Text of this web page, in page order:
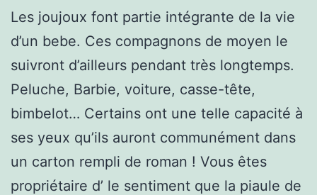
Les joujoux font partie intégrante de la vie
d’un bebe. Ces compagnons de moyen le
suivront d’ailleurs pendant très longtemps.
Peluche, Barbie, voiture, casse-tête,
bimbelot… Certains ont une telle capacité à
ses yeux qu’ils auront communément dans
un carton rempli de roman ! Vous êtes
propriétaire d’ le sentiment que la piaule de